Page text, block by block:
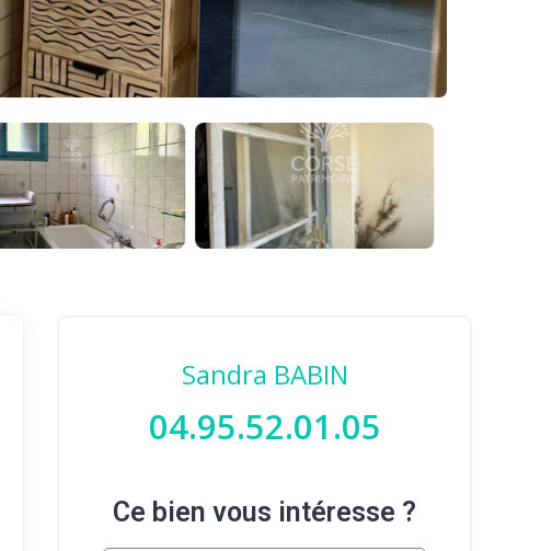
Sandra BABIN
04.95.52.01.05
Ce bien vous intéresse ?